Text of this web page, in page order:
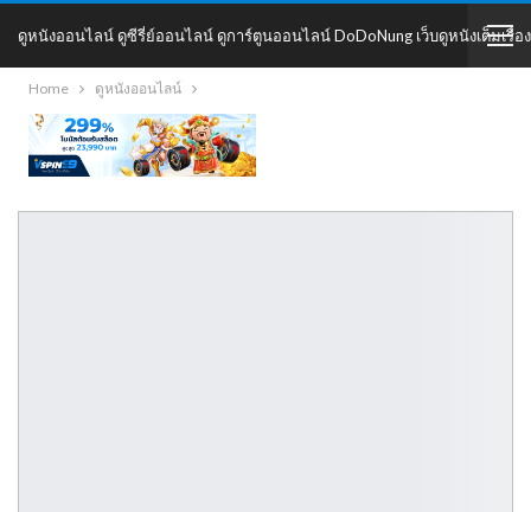
ดูหนังออนไลน์ ดูซีรี่ย์ออนไลน์ ดูการ์ตูนออนไลน์ DoDoNung เว็บดูหนังเต็มเรื่อง
DoDoNung
Home ดูหนังออนไลน์